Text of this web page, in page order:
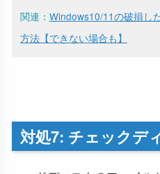
関連： Windows10/11の破損し
方法【できない場合も】
対処7: チェックデ